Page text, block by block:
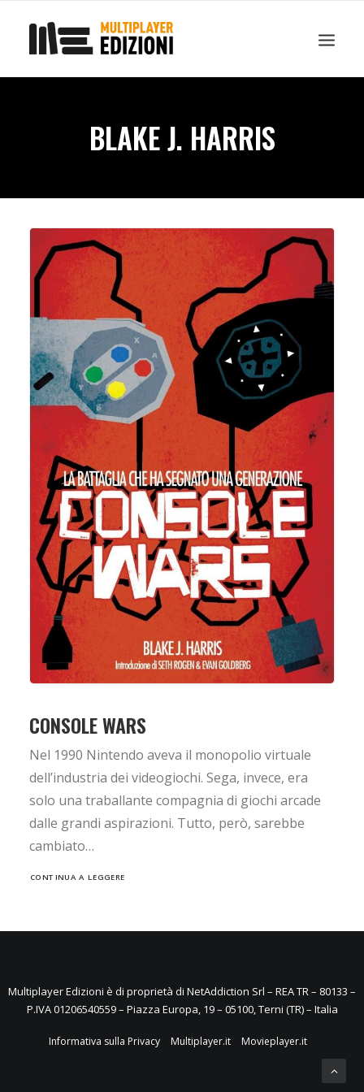
IN EVIDENZA
DOWNLOAD
RICERCA
BLAKE J. HARRIS
CONSOLE WARS
Nel 1990 Nintendo aveva il monopolio virtuale
dell’industria dei videogiochi. Sega, invece, era
solo una traballante compagnia di giochi arcade
dalle grandi aspirazioni. Tutto, però, sarebbe
cambiato…
CONTINUA A LEGGERE
Multiplayer Edizioni è di proprietà di NetAddiction Srl – REA TR – 80133 –
P.IVA 01206540559 – Piazza Europa, 19 – 05100, Terni (TR) – Italia
Informativa sulla Privacy Multiplayer.it Movieplayer.it